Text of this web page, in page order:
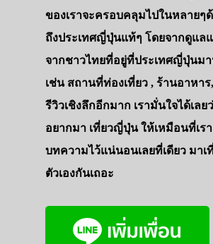
ของเราจะครอบคลุมไปในหลายๆ
ถึงประเทศญี่ปุ่นแท้ๆ โดยจากดูแล
จากชาวไทยที่อยู่ที่ประเทศญี่ปุ่นม
เช่น สถานที่ท่องเที่ยว , ร้านอาหา
รีวิวเชิงลึกอีกมาก เรามั่นใจได้เล
อยากมา เที่ยวญี่ปุ่น ให้เหมือนที่เร
บทความไว้แน่นอนเลยที่เดียว มา
ตัวเองกันเถอะ